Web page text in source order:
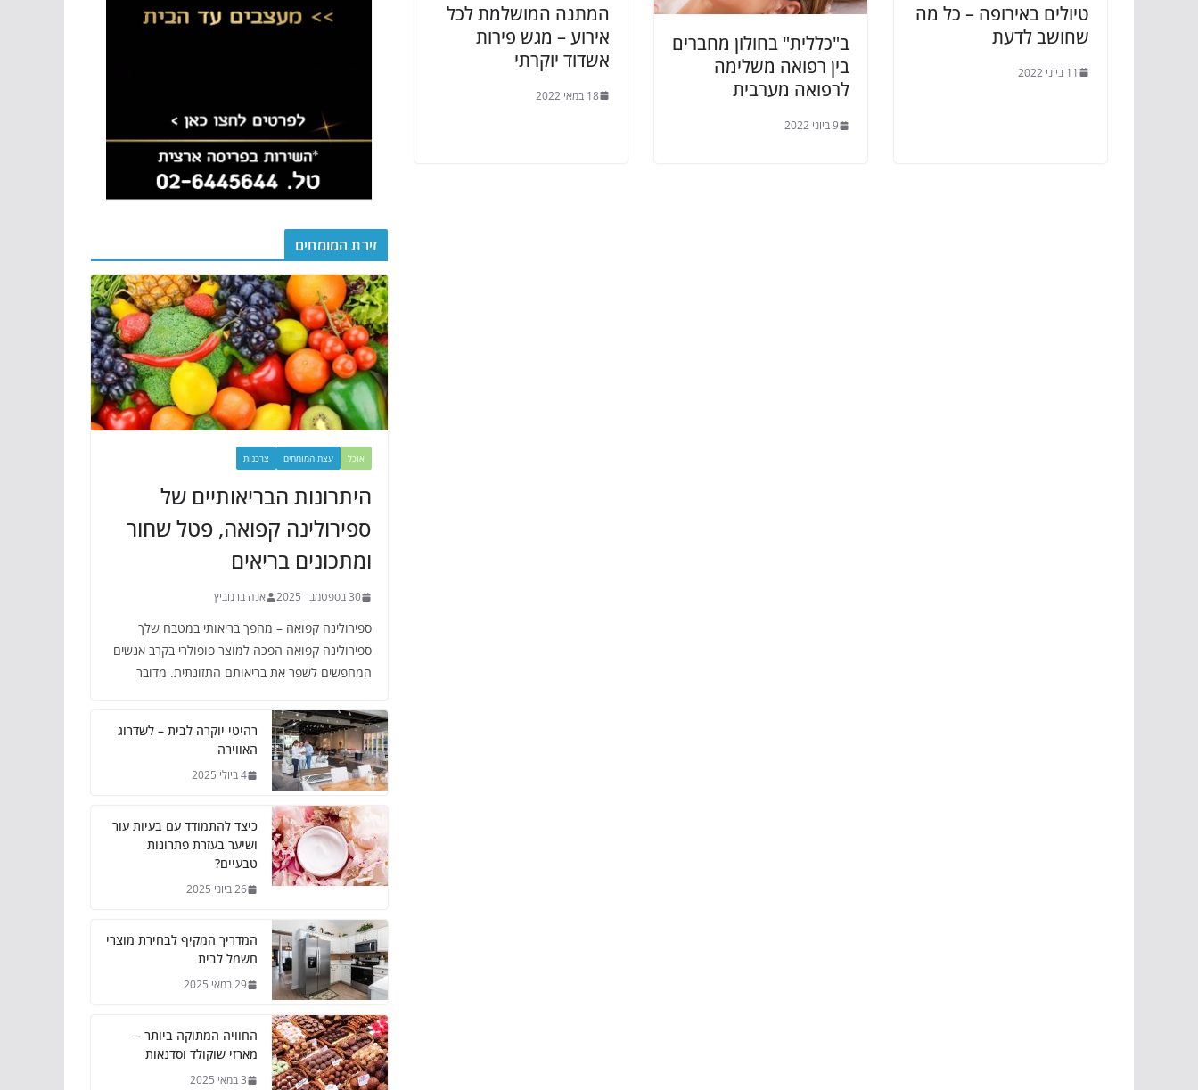
טיולים באירופה – כל מה
שחושב לדעת
11 ביוני 2022
ב"כללית" בחולון מחברים
בין רפואה משלימה
לרפואה מערבית
9 ביוני 2022
המתנה המושלמת לכל
אירוע – מגש פירות
אשדוד יוקרתי
18 במאי 2022
זירת המומחים
אוכל עצת המומחים צרכנות
היתרונות הבריאותיים של
ספירולינה קפואה, פטל שחור
ומתכונים בריאים
30 בספטמבר 2025 אנה ברנוביץ
ספירולינה קפואה – מהפך בריאותי במטבח שלך
ספירולינה קפואה הפכה למוצר פופולרי בקרב אנשים
המחפשים לשפר את בריאותם התזונתית. מדובר
רהיטי יוקרה לבית – לשדרוג
האווירה
4 ביולי 2025
כיצד להתמודד עם בעיות עור
ושיער בעזרת פתרונות
טבעיים?
26 ביוני 2025
המדריך המקיף לבחירת מוצרי
חשמל לבית
29 במאי 2025
החוויה המתוקה ביותר –
מארזי שוקולד וסדנאות
3 במאי 2025